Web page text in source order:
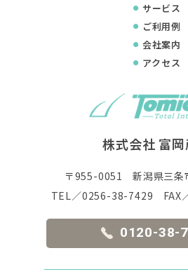
サービス
ご利用例
会社案内
アクセス
株式会社 富
〒955-0051
新潟県三
TEL／0256-38-7429
FAX
0120-38-